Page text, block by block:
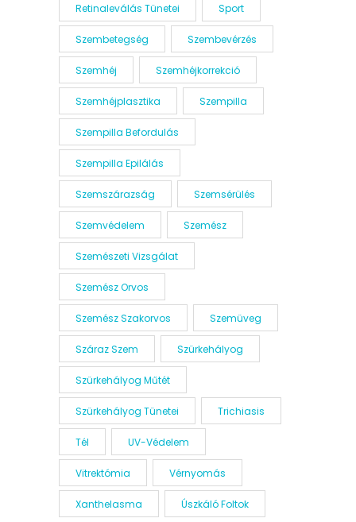
Retinaleválás Tünetei Sport
Szembetegség Szembevérzés
Szemhéj Szemhéjkorrekció
Szemhéjplasztika Szempilla
Szempilla Befordulás
Szempilla Epilálás
Szemszárazság Szemsérülés
Szemvédelem Szemész
Szemészeti Vizsgálat
Szemész Orvos
Szemész Szakorvos Szemüveg
Száraz Szem Szürkehályog
Szürkehályog Műtét
Szürkehályog Tünetei Trichiasis
Tél UV-Védelem
Vitrektómia Vérnyomás
Xanthelasma Úszkáló Foltok